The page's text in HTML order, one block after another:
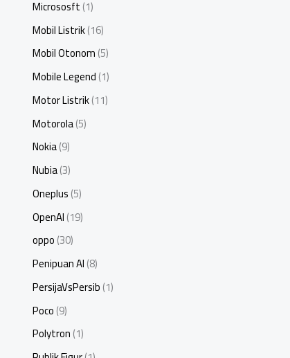
Micrososft(1)
Mobil Listrik(16)
Mobil Otonom(5)
Mobile Legend(1)
Motor Listrik(11)
Motorola(5)
Nokia(9)
Nubia(3)
Oneplus(5)
OpenAI(19)
oppo(30)
Penipuan AI(8)
PersijaVsPersib(1)
Poco(9)
Polytron(1)